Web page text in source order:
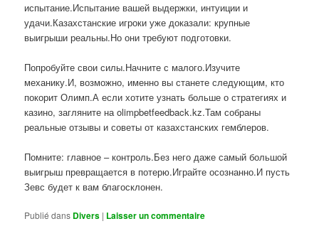
испытание.Испытание вашей выдержки, интуиции и
удачи.Казахстанские игроки уже доказали: крупные
выигрыши реальны.Но они требуют подготовки.
Попробуйте свои силы.Начните с малого.Изучите
механику.И, возможно, именно вы станете следующим, кто
покорит Олимп.А если хотите узнать больше о стратегиях и
казино, загляните на olimpbetfeedback.kz.Там собраны
реальные отзывы и советы от казахстанских гемблеров.
Помните: главное – контроль.Без него даже самый большой
выигрыш превращается в потерю.Играйте осознанно.И пусть
Зевс будет к вам благосклонен.
Publié dans Divers | Laisser un commentaire